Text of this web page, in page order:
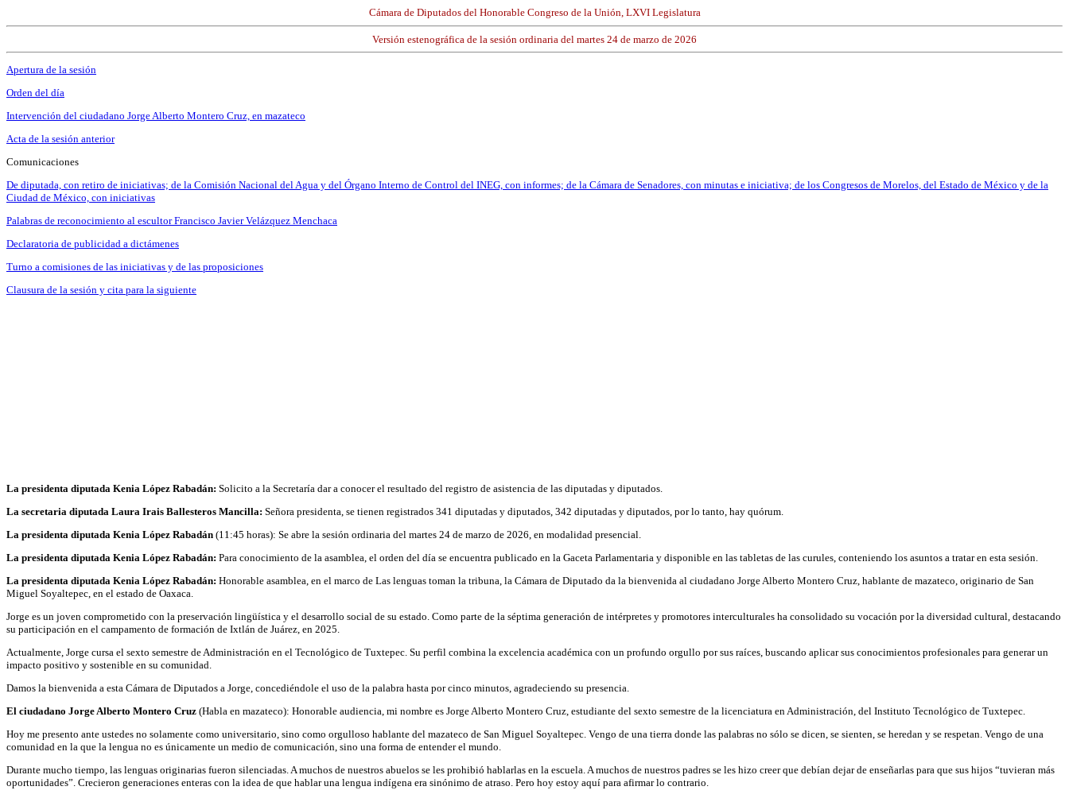
Cámara de Diputados del Honorable Congreso de la Unión, LXVI Legislatura
Versión estenográfica de la sesión ordinaria del martes 24 de marzo de 2026
Apertura de la sesión
Orden del día
Intervención del ciudadano Jorge Alberto Montero Cruz, en mazateco
Acta de la sesión anterior
Comunicaciones
De diputada, con retiro de iniciativas; de la Comisión Nacional del Agua y del Órgano Interno de Control del INEG, con informes; de la Cámara de Senadores, con minutas e iniciativa; de los Congresos de Morelos, del Estado de México y de la
Ciudad de México, con iniciativas
Palabras de reconocimiento al escultor Francisco Javier Velázquez Menchaca
Declaratoria de publicidad a dictámenes
Turno a comisiones de las iniciativas y de las proposiciones
Clausura de la sesión y cita para la siguiente
La presidenta diputada Kenia López Rabadán: Solicito a la Secretaría dar a conocer el resultado del registro de asistencia de las diputadas y diputados.
La secretaria diputada Laura Irais Ballesteros Mancilla: Señora presidenta, se tienen registrados 341 diputadas y diputados, 342 diputadas y diputados, por lo tanto, hay quórum.
La presidenta diputada Kenia López Rabadán (11:45 horas): Se abre la sesión ordinaria del martes 24 de marzo de 2026, en modalidad presencial.
La presidenta diputada Kenia López Rabadán: Para conocimiento de la asamblea, el orden del día se encuentra publicado en la Gaceta Parlamentaria y disponible en las tabletas de las curules, conteniendo los asuntos a tratar en esta sesión.
La presidenta diputada Kenia López Rabadán: Honorable asamblea, en el marco de Las lenguas toman la tribuna, la Cámara de Diputado da la bienvenida al ciudadano Jorge Alberto Montero Cruz, hablante de mazateco, originario de San
Miguel Soyaltepec, en el estado de Oaxaca.
Jorge es un joven comprometido con la preservación lingüística y el desarrollo social de su estado. Como parte de la séptima generación de intérpretes y promotores interculturales ha consolidado su vocación por la diversidad cultural, destacando
su participación en el campamento de formación de Ixtlán de Juárez, en 2025.
Actualmente, Jorge cursa el sexto semestre de Administración en el Tecnológico de Tuxtepec. Su perfil combina la excelencia académica con un profundo orgullo por sus raíces, buscando aplicar sus conocimientos profesionales para generar un
impacto positivo y sostenible en su comunidad.
Damos la bienvenida a esta Cámara de Diputados a Jorge, concediéndole el uso de la palabra hasta por cinco minutos, agradeciendo su presencia.
El ciudadano Jorge Alberto Montero Cruz (Habla en mazateco): Honorable audiencia, mi nombre es Jorge Alberto Montero Cruz, estudiante del sexto semestre de la licenciatura en Administración, del Instituto Tecnológico de Tuxtepec.
Hoy me presento ante ustedes no solamente como universitario, sino como orgulloso hablante del mazateco de San Miguel Soyaltepec. Vengo de una tierra donde las palabras no sólo se dicen, se sienten, se heredan y se respetan. Vengo de una
comunidad en la que la lengua no es únicamente un medio de comunicación, sino una forma de entender el mundo.
Durante mucho tiempo, las lenguas originarias fueron silenciadas. A muchos de nuestros abuelos se les prohibió hablarlas en la escuela. A muchos de nuestros padres se les hizo creer que debían dejar de enseñarlas para que sus hijos “tuvieran más
oportunidades”. Crecieron generaciones enteras con la idea de que hablar una lengua indígena era sinónimo de atraso. Pero hoy estoy aquí para afirmar lo contrario.